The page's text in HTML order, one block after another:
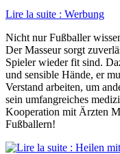
Lire la suite : Werbung
Nicht nur Fußballer
Der Masseur sorgt
Spieler wieder fit sind.
und sensible Hände, er
Verstand arbeiten, um
sein umfangreiches
Kooperation mit Ärzten
Fußballern!
Lire la suite : Heilen